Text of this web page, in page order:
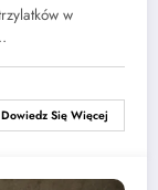
w
Dowiedz Się Więcej